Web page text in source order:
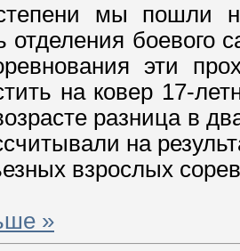
мы пошли
отделения боевого
эти
на ковер 17-
разница в
на
взрослых
»